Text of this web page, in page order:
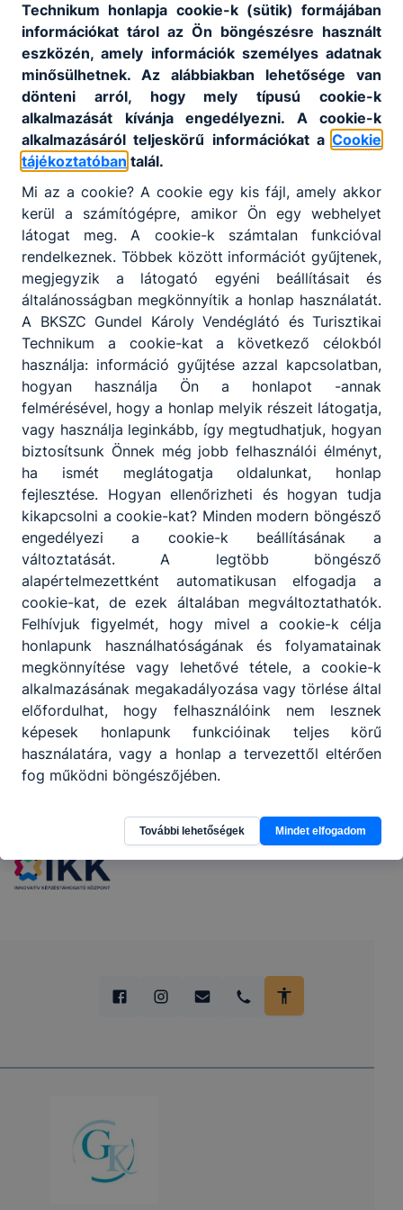
Szorgalmi időszak utolsó napja ESEMÉNY
2023. június 16.
Időpont: 2023. jún. 16. 8:00- 2023. jún. 16. 16:00
Tanév kezdés ESEMÉNY
2022. szeptember 1.
Időpont: 2022. szept. 1. 8:00- 2022. szept. 1.
16:00
Részletes tanévrendje ESEMÉNY
2022. szeptember 1.
Időpont: 2022. szept. 1. 8:00- 2023. jún. 16. 16:00
Minden más esemény az iskola
honlapján!
Partnereink
Technikum honlapja cookie-k (sütik) formájában
információkat tárol az Ön böngészésre használt
eszközén, amely információk személyes adatnak
minősülhetnek. Az alábbiakban lehetősége van
dönteni arról, hogy mely típusú cookie-k
alkalmazását kívánja engedélyezni. A cookie-k
alkalmazásáról teljeskörű információkat a Cookie
tájékoztatóban talál.
Mi az a cookie? A cookie egy kis fájl, amely akkor
kerül a számítógépre, amikor Ön egy webhelyet
látogat meg. A cookie-k számtalan funkcióval
rendelkeznek. Többek között információt gyűjtenek,
megjegyzik a látogató egyéni beállításait és
általánosságban megkönnyítik a honlap használatát.
A BKSZC Gundel Károly Vendéglátó és Turisztikai
Technikum a cookie-kat a következő célokból
használja: információ gyűjtése azzal kapcsolatban,
hogyan használja Ön a honlapot -annak
felmérésével, hogy a honlap melyik részeit látogatja,
vagy használja leginkább, így megtudhatjuk, hogyan
biztosítsunk Önnek még jobb felhasználói élményt,
ha ismét meglátogatja oldalunkat, honlap
fejlesztése. Hogyan ellenőrizheti és hogyan tudja
kikapcsolni a cookie-kat? Minden modern böngésző
engedélyezi a cookie-k beállításának a
változtatását. A legtöbb böngésző
alapértelmezettként automatikusan elfogadja a
cookie-kat, de ezek általában megváltoztathatók.
Felhívjuk figyelmét, hogy mivel a cookie-k célja
honlapunk használhatóságának és folyamatainak
megkönnyítése vagy lehetővé tétele, a cookie-k
alkalmazásának megakadályozása vagy törlése által
előfordulhat, hogy felhasználóink nem lesznek
képesek honlapunk funkcióinak teljes körű
használatára, vagy a honlap a tervezettől eltérően
fog működni böngészőjében.
További lehetőségek Mindet elfogadom